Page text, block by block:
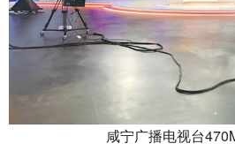
咸宁广播电视台